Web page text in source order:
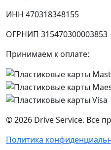
ИНН 470318348155
ОГРНИП 315470300003853
Принимаем к оплате:
©2026 Drive Service. Все
Политика